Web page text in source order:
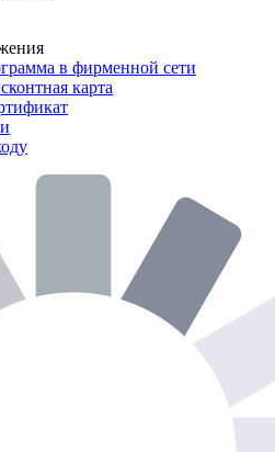
в фирменной сети
карта